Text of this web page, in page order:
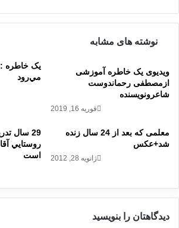
نوشته های مشابه
یک خاطره :
مي‌رود‌
ویدیوی یک خاطره آموزشی
ازمصطفی رحماندوست
شاعرونویسنده
فوریه 16, 2019
29 سال
روستايي
است
معلمی که بعد از 24 سال زنده
شد+عکس
ژانویه 28, 2012
دیدگاهتان را بنویسید